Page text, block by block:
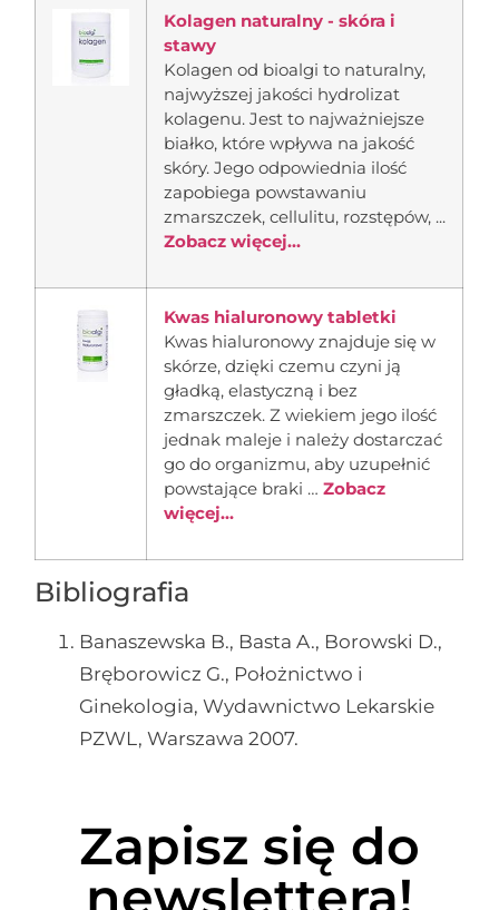
Kolagen naturalny - skóra i
stawy
Kolagen od bioalgi to naturalny,
najwyższej jakości hydrolizat
kolagenu. Jest to najważniejsze
białko, które wpływa na jakość
skóry. Jego odpowiednia ilość
zapobiega powstawaniu
zmarszczek, cellulitu, rozstępów, ...
Zobacz więcej...
Kwas hialuronowy tabletki
Kwas hialuronowy znajduje się w
skórze, dzięki czemu czyni ją
gładką, elastyczną i bez
zmarszczek. Z wiekiem jego ilość
jednak maleje i należy dostarczać
go do organizmu, aby uzupełnić
powstające braki …Zobacz
więcej...
Bibliografia
Banaszewska B., Basta A., Borowski D.,
Bręborowicz G., Położnictwo i
Ginekologia, Wydawnictwo Lekarskie
PZWL, Warszawa 2007.
Zapisz się do
newslettera!